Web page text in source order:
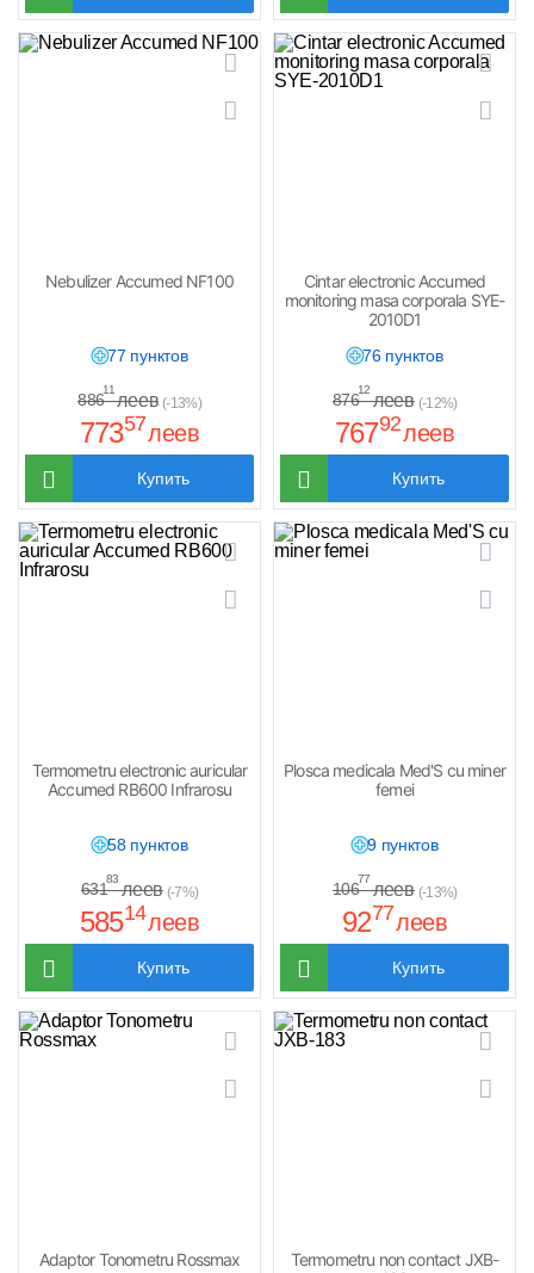
Nebulizer Accumed NF100
77 пунктов
77357леев
886
11
леев (-13%)
Купить
Cintar electronic Accumed
monitoring masa corporala SYE-
2010D1
76 пунктов
76792леев
876
12
леев (-12%)
Купить
Termometru electronic auricular
Accumed RB600 Infrarosu
58 пунктов
58514леев
631
83
леев (-7%)
Купить
Plosca medicala Med'S cu miner
femei
9 пунктов
9277леев
106
77
леев (-13%)
Купить
Adaptor Tonometru Rossmax
Termometru non contact JXB-